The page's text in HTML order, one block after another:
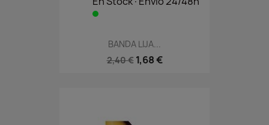
BANDA LIJA...
2,40 € 1,68 €